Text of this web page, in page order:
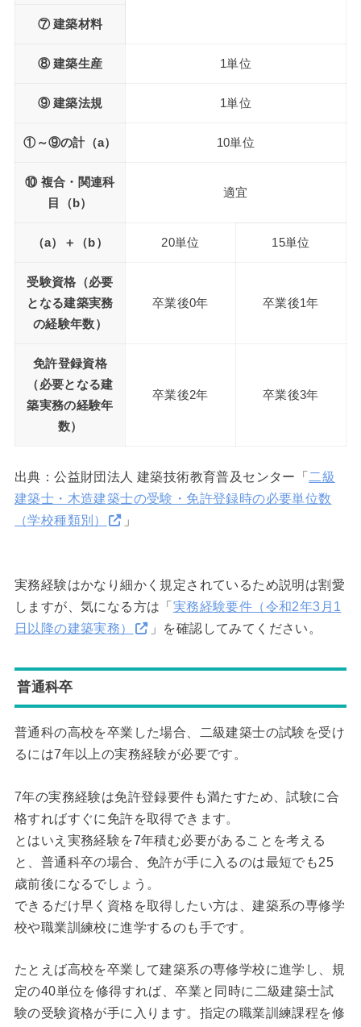
⑦ 建築材料
⑧ 建築生産 1単位
⑨ 建築法規 1単位
①～⑨の計（a） 10単位
⑩ 複合・関連科
目（b）
適宜
（a）＋（b） 20単位 15単位
受験資格（必要
となる建築実務
の経験年数）
卒業後0年 卒業後1年
免許登録資格
（必要となる建
築実務の経験年
数）
卒業後2年 卒業後3年
出典：公益財団法人 建築技術教育普及センター「二級
建築士・木造建築士の受験・免許登録時の必要単位数
（学校種類別）
」
実務経験はかなり細かく規定されているため説明は割愛
しますが、気になる方は「 実務経験要件（令和2年3月1
日以降の建築実務）
」を確認してみてください。
普通科卒
普通科の高校を卒業した場合、二級建築士の試験を受け
るには7年以上の実務経験が必要です。
7年の実務経験は免許登録要件も満たすため、試験に合
格すればすぐに免許を取得できます。
とはいえ実務経験を7年積む必要があることを考える
と、普通科卒の場合、免許が手に入るのは最短でも25
歳前後になるでしょう。
できるだけ早く資格を取得したい方は、建築系の専修学
校や職業訓練校に進学するのも手です。
たとえば高校を卒業して建築系の専修学校に進学し、規
定の40単位を修得すれば、卒業と同時に二級建築士試
験の受験資格が手に入ります。指定の職業訓練課程を修